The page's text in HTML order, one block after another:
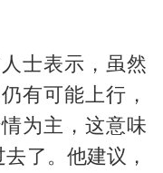
士表示，虽然
有可能上行，
为主，这意味
了。他建议，